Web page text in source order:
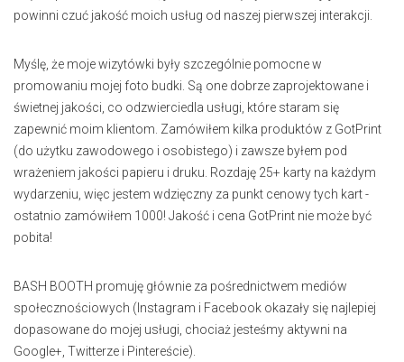
powinni czuć jakość moich usług od naszej pierwszej interakcji.
Myślę, że moje wizytówki były szczególnie pomocne w
promowaniu mojej foto budki. Są one dobrze zaprojektowane i
świetnej jakości, co odzwierciedla usługi, które staram się
zapewnić moim klientom. Zamówiłem kilka produktów z GotPrint
(do użytku zawodowego i osobistego) i zawsze byłem pod
wrażeniem jakości papieru i druku. Rozdaję 25+ karty na każdym
wydarzeniu, więc jestem wdzięczny za punkt cenowy tych kart -
ostatnio zamówiłem 1000! Jakość i cena GotPrint nie może być
pobita!
BASH BOOTH promuję głównie za pośrednictwem mediów
społecznościowych (Instagram i Facebook okazały się najlepiej
dopasowane do mojej usługi, chociaż jesteśmy aktywni na
Google+, Twitterze i Pintereście).